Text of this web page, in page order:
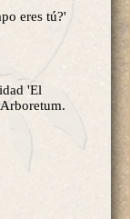
eres tú?'
'El